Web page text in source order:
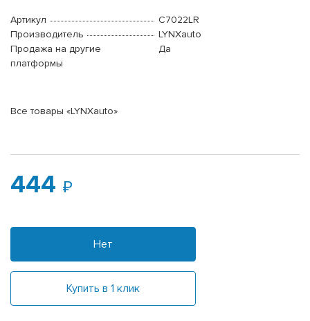
Артикул
C7022LR
Производитель
LYNXauto
Продажа на другие
платформы
Да
Все товары «LYNXauto»
444
Нет
Купить в 1 клик